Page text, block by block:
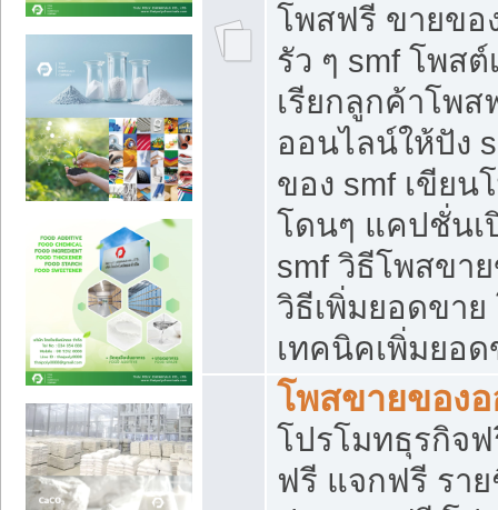
โพสฟรี ขายขอ
รัว ๆ smf โพส
เรียกลูกค้าโพส
ออนไลน์ให้ปัง
ของ smf เขียน
โดนๆ แคปชั่นเ
smf วิธีโพสขา
วิธีเพิ่มยอดขาย
เทคนิคเพิ่มยอด
โพสขายของ
โปรโมทธุรกิจ
ฟรี แจกฟรี ราย